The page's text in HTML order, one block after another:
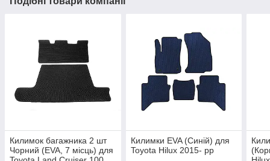
Килимок багажника 2 шт
Чорний (EVA, 7 місць) для
Килимки EVA (Синій) для
Toyota Hilux 2015- рр